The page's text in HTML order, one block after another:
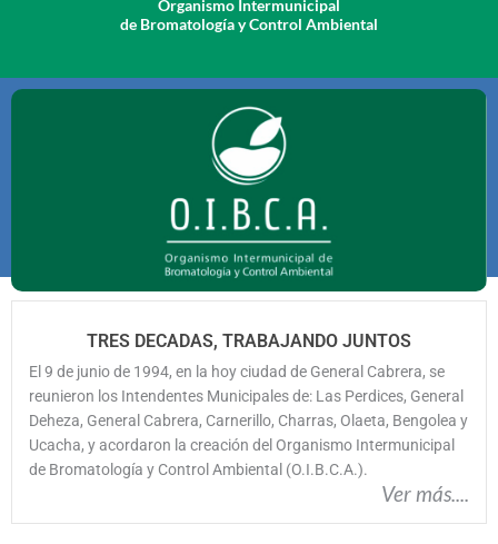
Organismo Intermunicipal
de Bromatología y Control Ambiental
TRES DECADAS, TRABAJANDO JUNTOS
El 9 de junio de 1994, en la hoy ciudad de General Cabrera, se
reunieron los Intendentes Municipales de: Las Perdices, General
Deheza, General Cabrera, Carnerillo, Charras, Olaeta, Bengolea y
Ucacha, y acordaron la creación del Organismo Intermunicipal
de Bromatología y Control Ambiental (O.I.B.C.A.).
Ver más....